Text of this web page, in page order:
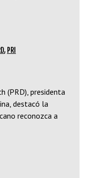
, PRI
(PRD), presidenta
destacó la
reconozca a